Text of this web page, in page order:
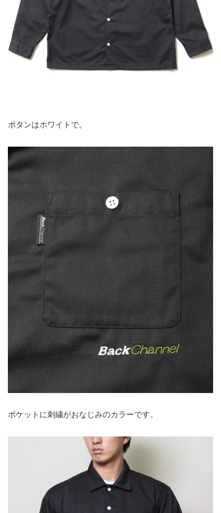
ボタンはホワイトで。
ポケットに刺繍がおなじみのカラーです。